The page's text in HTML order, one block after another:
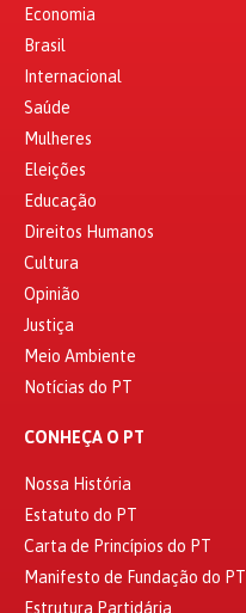
Economia
Brasil
Internacional
Saúde
Mulheres
Eleições
Educação
Direitos Humanos
Cultura
Opinião
Justiça
Meio Ambiente
Notícias do PT
CONHEÇA O PT
Nossa História
Estatuto do PT
Carta de Princípios do PT
Manifesto de Fundação do PT
Estrutura Partidária